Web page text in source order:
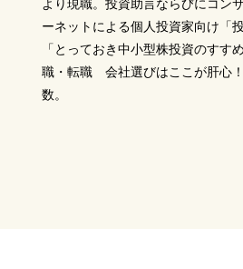
より現職。投資助言ならびにコン
ーネットによる個人投資家向け「
「とっておき中小型株投資のすす
職・転職 会社選びはここが肝心
数。